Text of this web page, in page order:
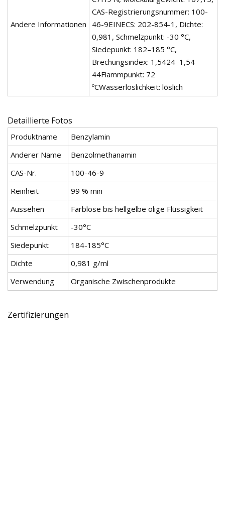
Andere Informationen
CAS-Registrierungsnummer: 100-
46-9EINECS: 202-854-1, Dichte:
0,981, Schmelzpunkt: -30 °C,
Siedepunkt: 182–185 °C,
Brechungsindex: 1,5424–1,54
44Flammpunkt: 72
ºCWasserlöslichkeit: löslich
Detaillierte Fotos
Produktname
Benzylamin
Anderer Name
Benzolmethanamin
CAS-Nr.
100-46-9
Reinheit
99 % min
Aussehen
Farblose bis hellgelbe ölige Flüssigkeit
Schmelzpunkt
-30°C
Siedepunkt
184-185°C
Dichte
0,981 g/ml
Verwendung
Organische Zwischenprodukte
Zertifizierungen